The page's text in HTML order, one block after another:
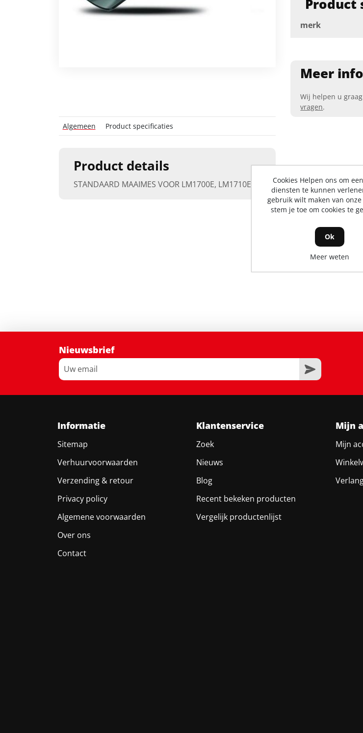
Product details
STANDAARD MAAIMES VOOR LM1700E, LM1710E
Algemeen Product specificaties
Product
merk
Meer
Wij helpen u
vragen.
Nieuwsbrief
Informatie
Sitemap
Verhuurvoorwaarden
Verzending & retour
Privacy policy
Algemene voorwaarden
Over ons
Contact
Klantenservice
Zoek
Nieuws
Blog
Recent bekeken producten
Vergelijk productenlijst
Mijn
Mijn
Cookies Helpen ons om
diensten te kunnen
gebruik wilt maken van
stem je toe om cookies te
Ok
Meer weten